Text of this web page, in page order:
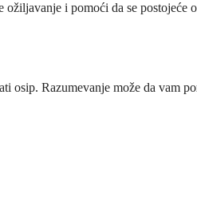
i pomoći da se postojeće
Razumevanje može da vam